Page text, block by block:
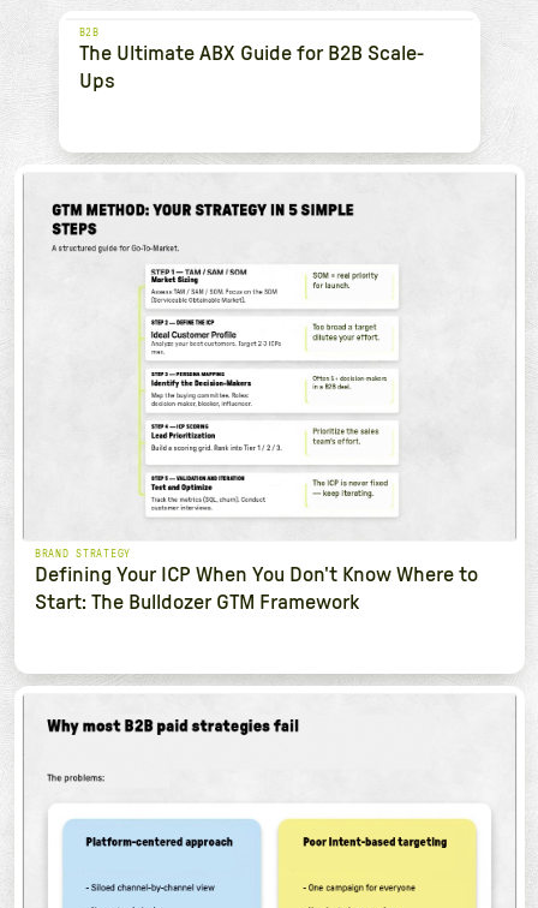
B2B
The Ultimate ABX Guide for B2B Scale-
Ups
BRAND STRATEGY
Defining Your ICP When You Don't Know Where to
Start: The Bulldozer GTM Framework